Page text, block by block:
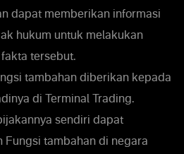
dapat memberikan informasi
hukum untuk melakukan
tersebut.
tambahan diberikan kepada
di Terminal Trading.
sendiri dapat
Fungsi tambahan di negara